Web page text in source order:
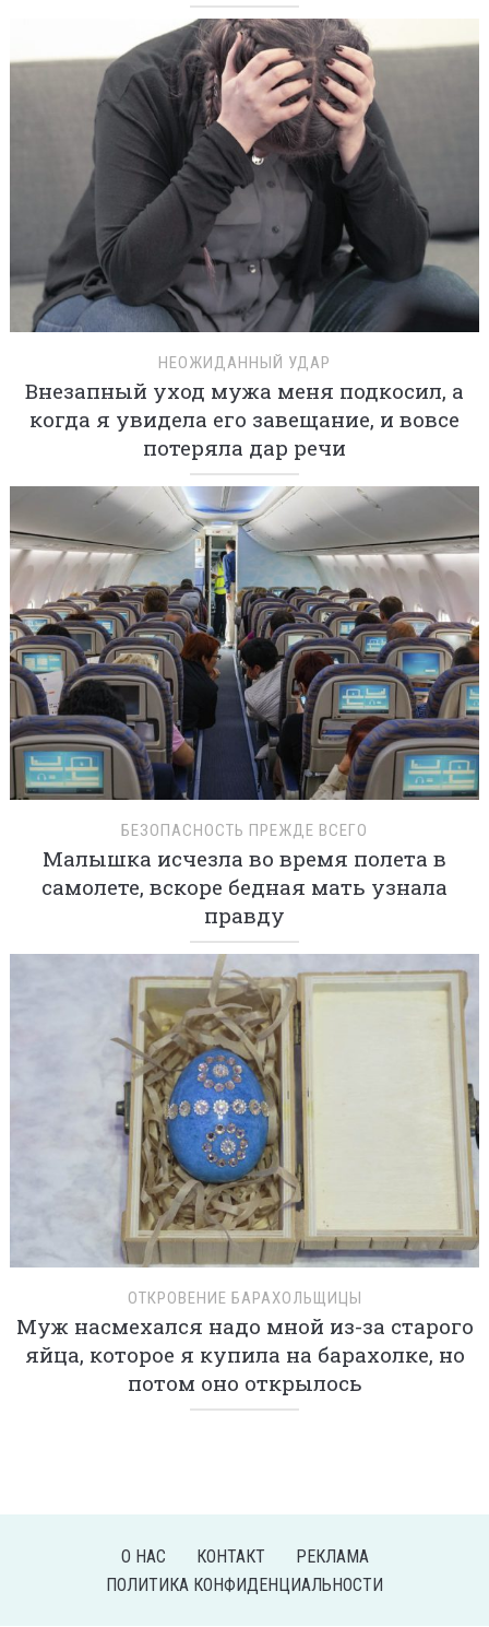
НЕОЖИДАННЫЙ УДАР
Внезапный уход мужа меня подкосил, а
когда я увидела его завещание, и вовсе
потеряла дар речи
БЕЗОПАСНОСТЬ ПРЕЖДЕ ВСЕГО
Малышка исчезла во время полета в
самолете, вскоре бедная мать узнала
правду
ОТКРОВЕНИЕ БАРАХОЛЬЩИЦЫ
Муж насмехался надо мной из-за старого
яйца, которое я купила на барахолке, но
потом оно открылось
О НАС КОНТАКТ
РЕКЛАМА
ПОЛИТИКА КОНФИДЕНЦИАЛЬНОСТИ